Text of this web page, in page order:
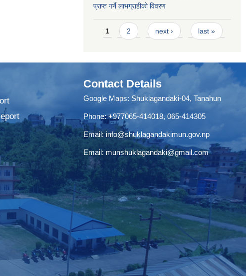
प्राप्त गर्ने लाभग्राहीको विवरण
Pages
1 2 next › last »
Contact Details
Google Maps: Shuklagandaki-04, Tanahun
Phone:+977065-414018, 065-414305
Email:info@shuklagandakimun.gov.np
Email: munshuklagandaki@gmail.com